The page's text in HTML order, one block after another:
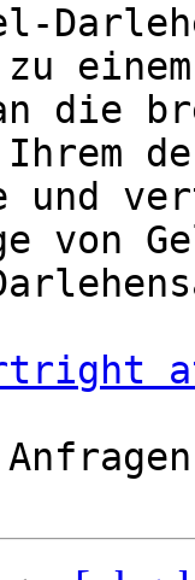
zu
an die
Ihrem
und
von